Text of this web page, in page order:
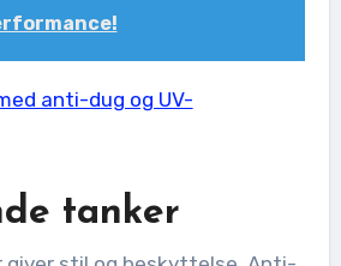
anti-dug og UV-
tanker